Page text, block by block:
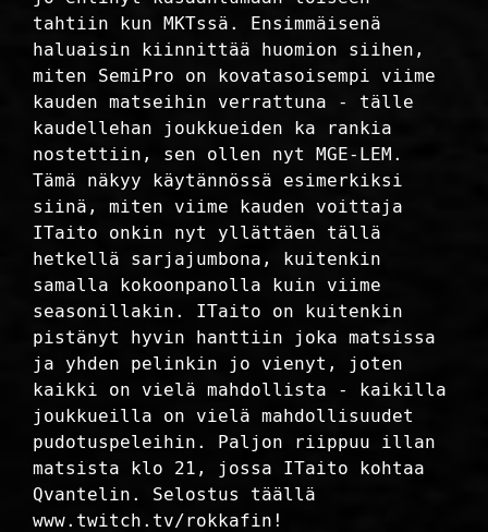
tahtiin kun MKTssä. Ensimmäisenä
haluaisin kiinnittää huomion siihen,
miten SemiPro on kovatasoisempi viime
kauden matseihin verrattuna - tälle
kaudellehan joukkueiden ka rankia
nostettiin, sen ollen nyt MGE-LEM.
Tämä näkyy käytännössä esimerkiksi
siinä, miten viime kauden voittaja
ITaito onkin nyt yllättäen tällä
hetkellä sarjajumbona, kuitenkin
samalla kokoonpanolla kuin viime
seasonillakin. ITaito on kuitenkin
pistänyt hyvin hanttiin joka matsissa
ja yhden pelinkin jo vienyt, joten
kaikki on vielä mahdollista - kaikilla
joukkueilla on vielä mahdollisuudet
pudotuspeleihin. Paljon riippuu illan
matsista klo 21, jossa ITaito kohtaa
Qvantelin. Selostus täällä
www.twitch.tv/rokkafin!